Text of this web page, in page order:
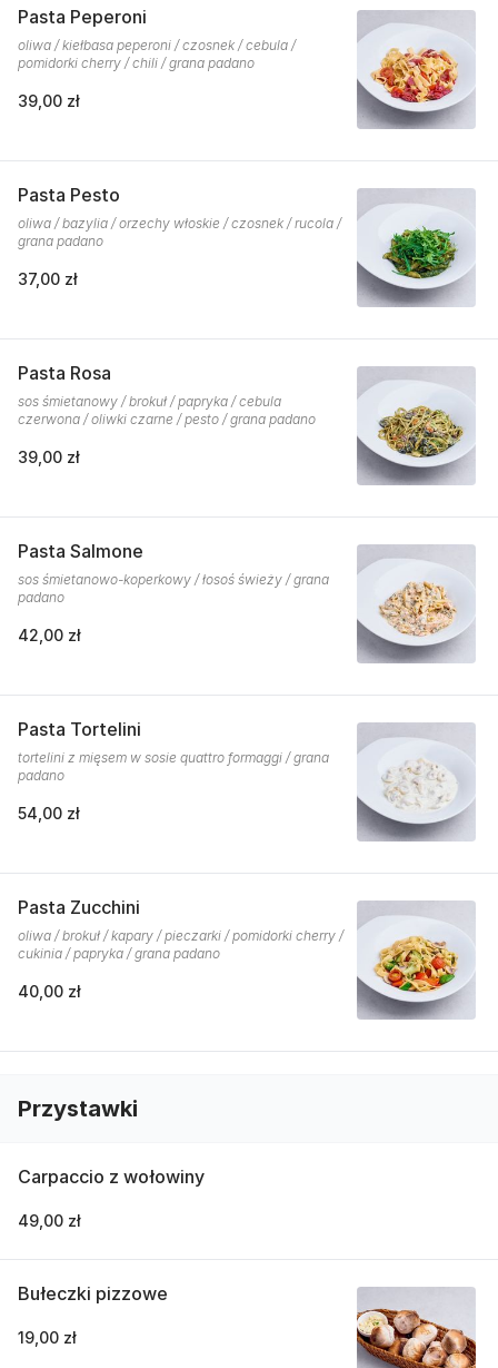
Pasta Peperoni
oliwa / kiełbasa peperoni / czosnek / cebula /
pomidorki cherry / chili / grana padano
39,00 zł
Pasta Pesto
oliwa / bazylia / orzechy włoskie / czosnek / rucola /
grana padano
37,00 zł
Pasta Rosa
sos śmietanowy / brokuł / papryka / cebula
czerwona / oliwki czarne / pesto / grana padano
39,00 zł
Pasta Salmone
sos śmietanowo-koperkowy / łosoś świeży / grana
padano
42,00 zł
Pasta Tortelini
tortelini z mięsem w sosie quattro formaggi / grana
padano
54,00 zł
Pasta Zucchini
oliwa / brokuł / kapary / pieczarki / pomidorki cherry /
cukinia / papryka / grana padano
40,00 zł
Przystawki
Carpaccio z wołowiny
49,00 zł
Bułeczki pizzowe
19,00 zł